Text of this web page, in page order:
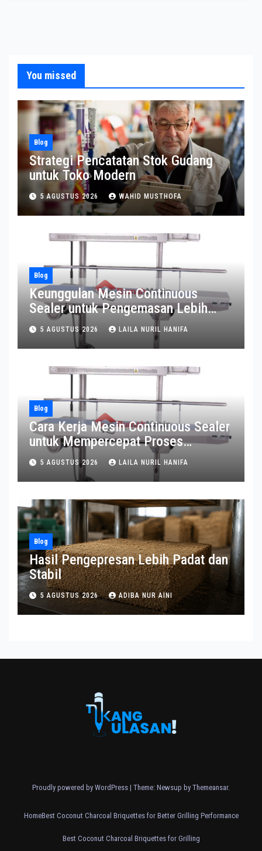
You missed
Blog
Strategi Pencatatan Stok Gudang
untuk Toko Modern
5 AGUSTUS 2026 WAHID MUSTHOFA
Blog
Keunggulan Mesin Continuous
Sealer untuk Pengemasan Lebih
Efisien
5 AGUSTUS 2026 LAILA NURIL HANIFA
Blog
Cara Kerja Mesin Continuous Sealer
untuk Mempercepat Proses
Pengemasan
5 AGUSTUS 2026 LAILA NURIL HANIFA
Blog
Hasil Pengepresan Lebih Padat dan
Stabil
5 AGUSTUS 2026 ADIBA NUR AINI
Proudly powered by WordPress | Theme: Newsup by Themeansar.
HomeBest Coconut Charcoal Briquettes for Better Grilling Performance
Best Coconut Charcoal Briquettes for Grilling